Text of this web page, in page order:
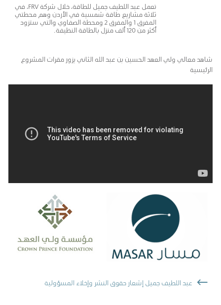
تعمل عبد اللطيف جميل للطاقة، خلال شركة FRV، في
ثلاثة مشاريع طاقة شمسية في الأردن وهم محطتي
المفرق 1 والمفرق 2 ومحطة الصفاوي والتي ستزود
أكثر من 120 ألف منزل بالطاقة النظيفة.
شاهد معالي ولي العهد الحسين بن عبد الله الثاني يزور مقرات المشروع
الرئيسية
عبد اللطيف جميل إشعار حقوق النشر وإخلاء المسؤولية